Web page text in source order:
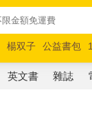
楊双子 公益書包
攤新作 馬斯克 玩
英文書 雜誌